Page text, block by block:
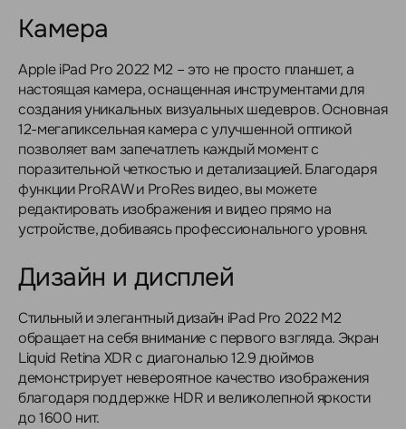
Камера
Apple iPad Pro 2022 M2 – это не просто планшет, а
настоящая камера, оснащенная инструментами для
создания уникальных визуальных шедевров. Основная
12-мегапиксельная камера с улучшенной оптикой
позволяет вам запечатлеть каждый момент с
поразительной четкостью и детализацией. Благодаря
функции ProRAW и ProRes видео, вы можете
редактировать изображения и видео прямо на
устройстве, добиваясь профессионального уровня.
Дизайн и дисплей
Стильный и элегантный дизайн iPad Pro 2022 M2
обращает на себя внимание с первого взгляда. Экран
Liquid Retina XDR с диагональю 12.9 дюймов
демонстрирует невероятное качество изображения
благодаря поддержке HDR и великолепной яркости
до 1600 нит.